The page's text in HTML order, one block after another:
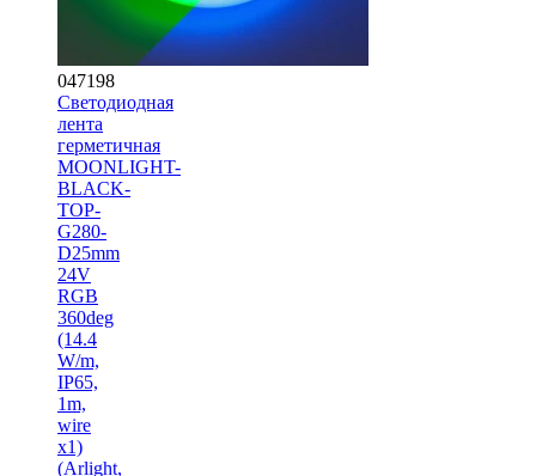
047198
Светодиодная
лента
герметичная
MOONLIGHT-
BLACK-
TOP-
G280-
D25mm
24V
RGB
360deg
(14.4
W/m,
IP65,
1m,
wire
x1)
(Arlight,